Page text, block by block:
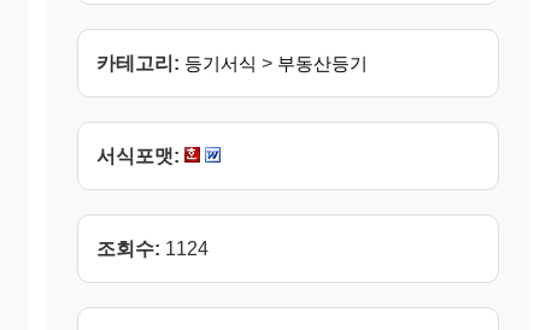
카테고리: 등기서식 > 부동산등기
서식포맷:
조회수: 1124